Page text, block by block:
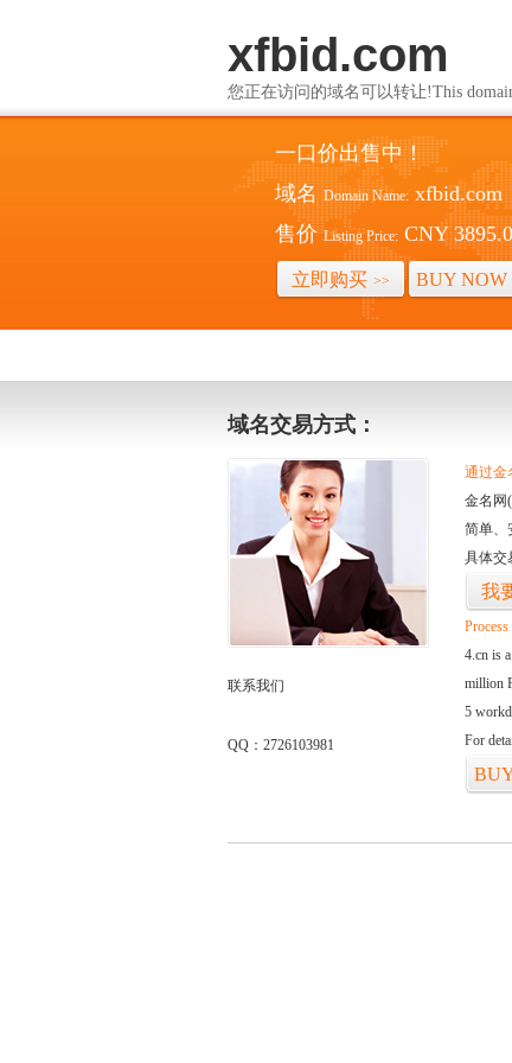
xfbid.com
您正在访问的域名可以转让!This
一口价出售中！
域名 Domain Name: xfbid.com
售价 Listing Price: CNY
立即购买 >> BUY NOW
域名交易方式：
联系我们
QQ：2726103981
通过金
金名网
简单、
具体交
我
4.cn is
million
5
For